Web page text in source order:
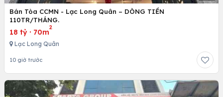
Bán Tòa CCMN - Lạc Long Quân – DÒNG TIỀN
110TR/THÁNG.
18 tỷ · 70m
2
Lạc Long Quân
10 giờ trước